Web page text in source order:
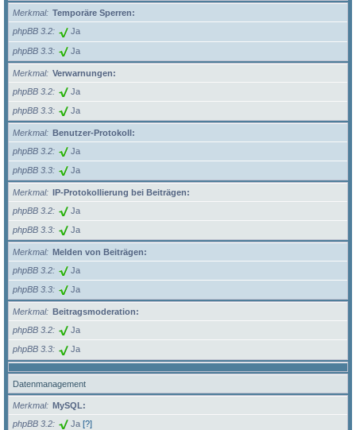
Merkmal
Temporäre Sperren:
phpBB 3.2
Ja
phpBB 3.3 Ja
Merkmal
Verwarnungen:
phpBB 3.2
Ja
phpBB 3.3 Ja
Merkmal
Benutzer-Protokoll:
phpBB 3.2
Ja
phpBB 3.3 Ja
Merkmal
IP-Protokollierung bei Beiträgen:
phpBB 3.2
Ja
phpBB 3.3 Ja
Merkmal
Melden von Beiträgen:
phpBB 3.2
Ja
phpBB 3.3 Ja
Merkmal
Beitragsmoderation:
phpBB 3.2
Ja
phpBB 3.3 Ja
Datenmanagement
Merkmal
MySQL:
phpBB 3.2
Ja [?]